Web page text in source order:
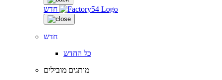
חדש
חדש
כל החדש
מותגים מובילים